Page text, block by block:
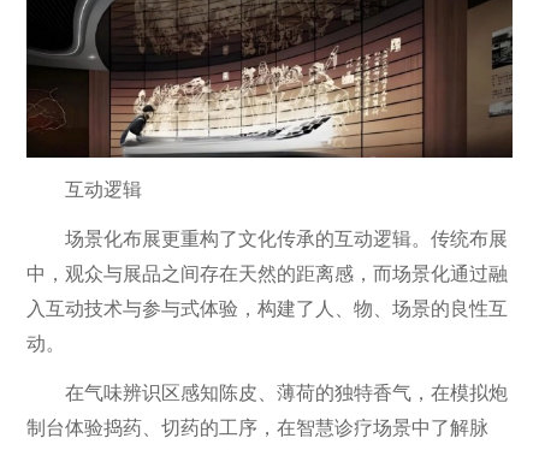
互动逻辑
场景化布展更重构了文化传承的互动逻辑。传统布展
中，观众与展品之间存在天然的距离感，而场景化通过融
入互动技术与参与式体验，构建了人、物、场景的良性互
动。
在气味辨识区感知陈皮、薄荷的独特香气，在模拟炮
制台体验捣药、切药的工序，在智慧诊疗场景中了解脉